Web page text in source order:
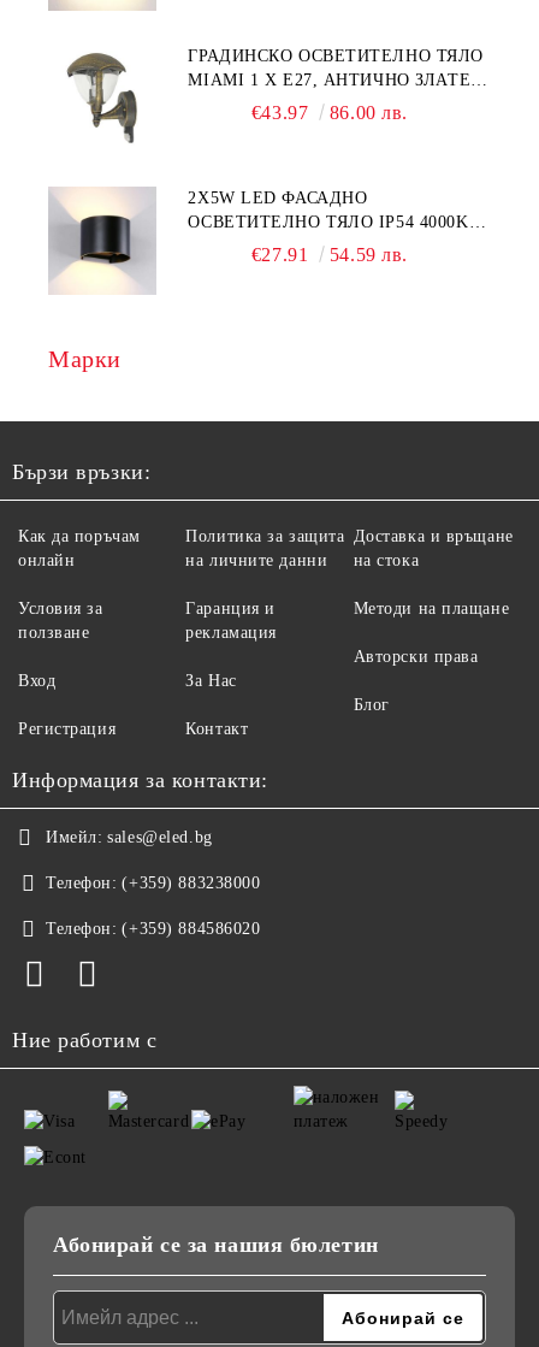
ГРАДИНСКО ОСВЕТИТЕЛНО ТЯЛО
MIAMI 1 Х Е27, АНТИЧНО ЗЛАТЕН
МЕТАЛ / ПРОЗРАЧНА ПЛАСТМАСА
€43.97 86.00 лв.
2Х5W LED ФАСАДНО
ОСВЕТИТЕЛНО ТЯЛО IP54 4000K
АЛУМИНИЙ / ЧЕРНО
€27.91 54.59 лв.
Марки
Бързи връзки:
Как да поръчам
онлайн
Условия за
ползване
Вход
Регистрация
Политика за защита
на личните данни
Гаранция и
рекламация
За Нас
Контакт
Доставка и връщане
на стока
Методи на плащане
Авторски права
Блог
Информация за контакти:
Имейл: sales@eled.bg
Телефон: (+359) 883238000
Телефон: (+359) 884586020
Ние работим с
Абонирай се за нашия бюлетин